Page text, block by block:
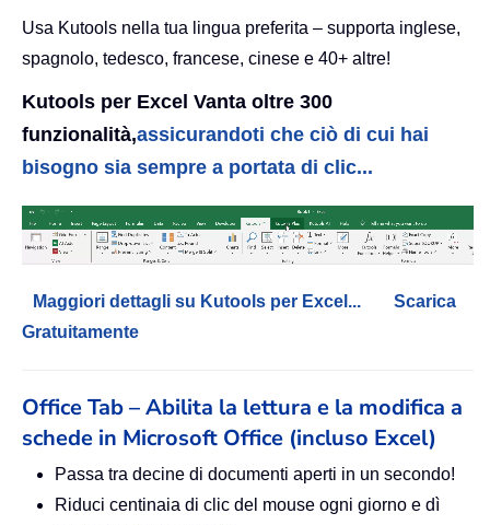
Usa Kutools nella tua lingua preferita – supporta inglese,
spagnolo, tedesco, francese, cinese e 40+ altre!
Kutools per Excel Vanta oltre 300
funzionalità,assicurandoti che ciò di cui hai
bisogno sia sempre a portata di clic...
Maggiori dettagli su Kutools per Excel...
Scarica
Gratuitamente
Office Tab – Abilita la lettura e la modifica a
schede in Microsoft Office (incluso Excel)
Passa tra decine di documenti aperti in un secondo!
Riduci centinaia di clic del mouse ogni giorno e dì